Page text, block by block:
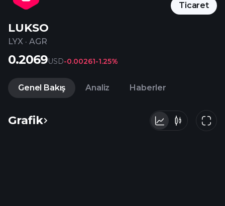
Ticaret
LUKSO
LYX · AGR
0.2069USD-0.00261-1.25%
Genel Bakış Analiz Haberler
Grafik